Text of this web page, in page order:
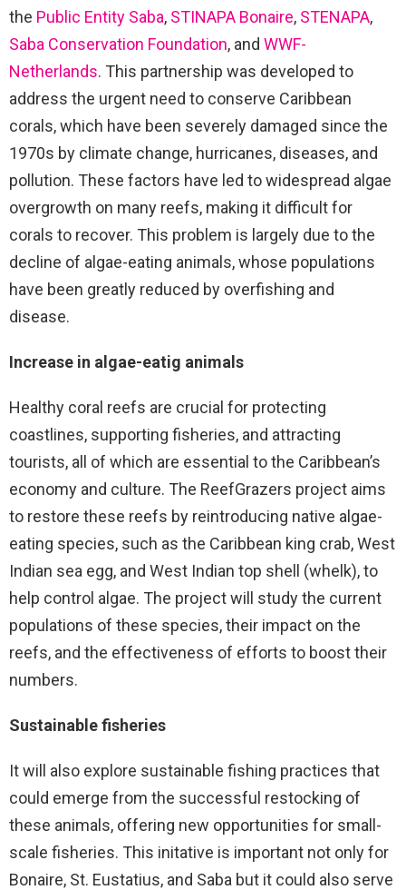
the Public Entity Saba, STINAPA Bonaire, STENAPA,
Saba Conservation Foundation, and WWF-
Netherlands. This partnership was developed to
address the urgent need to conserve Caribbean
corals, which have been severely damaged since the
1970s by climate change, hurricanes, diseases, and
pollution. These factors have led to widespread algae
overgrowth on many reefs, making it difficult for
corals to recover. This problem is largely due to the
decline of algae-eating animals, whose populations
have been greatly reduced by overfishing and
disease.
Increase in algae-eatig animals
Healthy coral reefs are crucial for protecting
coastlines, supporting fisheries, and attracting
tourists, all of which are essential to the Caribbean’s
economy and culture. The ReefGrazers project aims
to restore these reefs by reintroducing native algae-
eating species, such as the Caribbean king crab, West
Indian sea egg, and West Indian top shell (whelk), to
help control algae. The project will study the current
populations of these species, their impact on the
reefs, and the effectiveness of efforts to boost their
numbers.
Sustainable fisheries
It will also explore sustainable fishing practices that
could emerge from the successful restocking of
these animals, offering new opportunities for small-
scale fisheries. This initative is important not only for
Bonaire, St. Eustatius, and Saba but it could also serve